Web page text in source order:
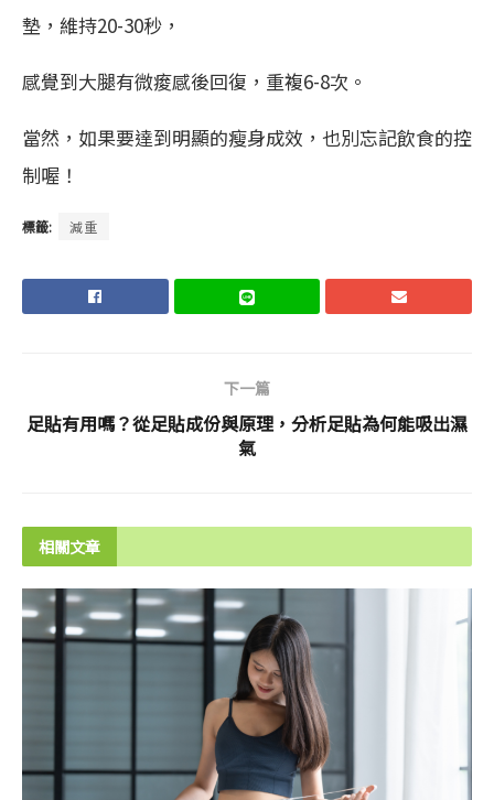
墊，維持20-30秒，
感覺到大腿有微痠感後回復，重複6-8次。
當然，如果要達到明顯的瘦身成效，也別忘記飲食的控
制喔！
標籤: 減重
下一篇
足貼有用嗎？從足貼成份與原理，分析足貼為何能吸出濕
氣
相關文章